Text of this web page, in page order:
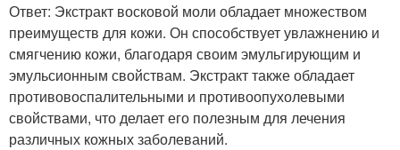
Ответ: Экстракт восковой моли обладает множеством
преимуществ для кожи. Он способствует увлажнению и
смягчению кожи, благодаря своим эмульгирующим и
эмульсионным свойствам. Экстракт также обладает
противовоспалительными и противоопухолевыми
свойствами, что делает его полезным для лечения
различных кожных заболеваний.